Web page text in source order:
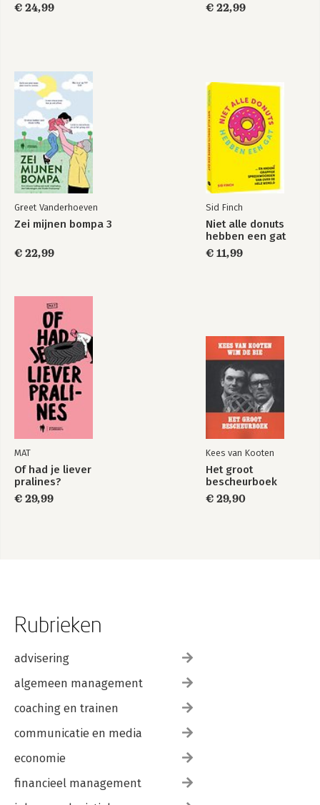
€ 24,99 € 22,99
Greet Vanderhoeven
Zei mijnen bompa 3
€ 22,99
Sid Finch
Niet alle donuts
hebben een gat
€ 11,99
MAT
Of had je liever
pralines?
€ 29,99
Kees van Kooten
Het groot
bescheurboek
€ 29,90
Rubrieken
advisering
algemeen management
coaching en trainen
communicatie en media
economie
financieel management